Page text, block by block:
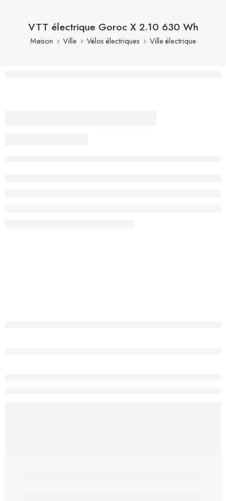
VTT électrique Goroc X 2.10 630 Wh
Maison Ville Vélos électriques Ville électrique